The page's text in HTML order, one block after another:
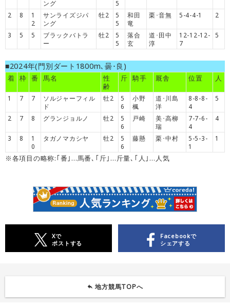
ング
5
2 8
1
2
サンライズジパ
ング
牡2
5
5
和田
竜
栗･音無 5-4-4-1 2
3 5 5
ブラックバトラ
ー
牡2
5
5
落合
玄
道･田中
淳
12-12-12-
7
5
■2024年(門別ダート1800m､曇･良)
着 枠 番 馬名
性
齢
斤 騎手 厩舎 位置 人
1 7 7
ソルジャーフィル
ド
牡2
5
6
小野
楓
道･川島
洋
8-8-8-
4
5
2 7 8 グランジョルノ 牡2
5
6
戸崎
美･高柳
瑞
7-7-6-
4
4
3 8
1
0
タガノマカシヤ 牡2
5
6
藤懸 栗･中村
5-5-3-
1
1
※各項目の略称:｢番｣…馬番､｢斤｣…斤量､｢人｣…人気
Xで
ポストする
Facebookで
シェアする
地方競馬TOPへ